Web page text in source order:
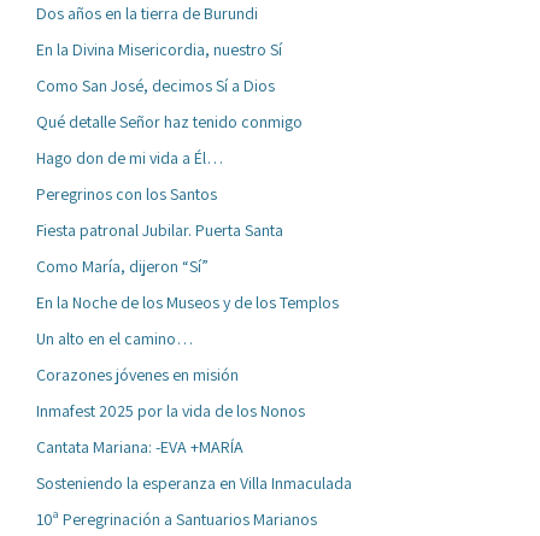
Dos años en la tierra de Burundi
En la Divina Misericordia, nuestro Sí
Como San José, decimos Sí a Dios
Qué detalle Señor haz tenido conmigo
Hago don de mi vida a Él…
Peregrinos con los Santos
Fiesta patronal Jubilar. Puerta Santa
Como María, dijeron “Sí”
En la Noche de los Museos y de los Templos
Un alto en el camino…
Corazones jóvenes en misión
Inmafest 2025 por la vida de los Nonos
Cantata Mariana: -EVA +MARÍA
Sosteniendo la esperanza en Villa Inmaculada
10ª Peregrinación a Santuarios Marianos